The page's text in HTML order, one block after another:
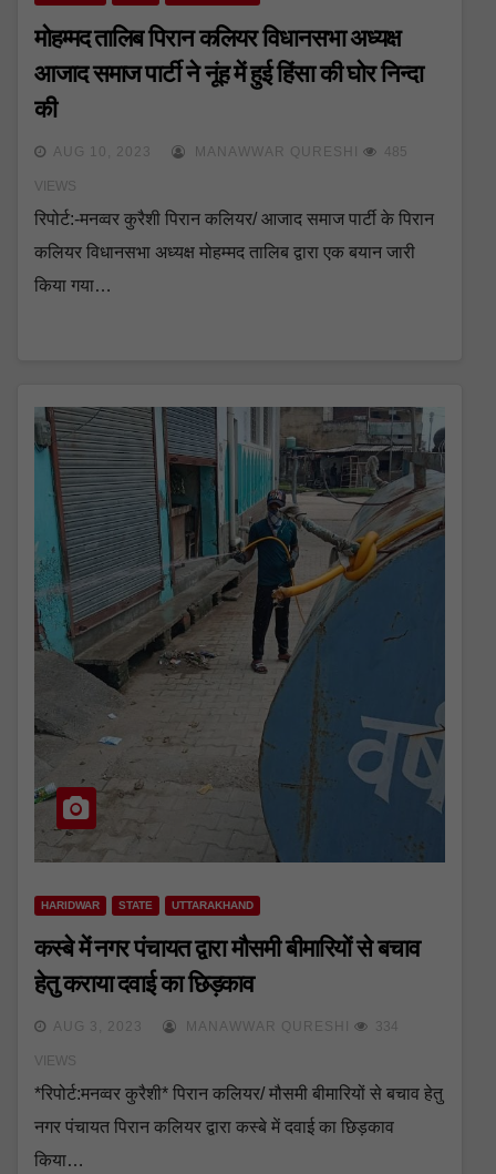
मोहम्मद तालिब पिरान कलियर विधानसभा अध्यक्ष
आजाद समाज पार्टी ने नूंह में हुई हिंसा की घोर निन्दा
की
AUG 10, 2023 MANAWWAR QURESHI 485
VIEWS
रिपोर्ट:-मनव्वर कुरैशी पिरान कलियर/ आजाद समाज पार्टी के पिरान
कलियर विधानसभा अध्यक्ष मोहम्मद तालिब द्वारा एक बयान जारी
किया गया…
HARIDWAR STATE UTTARAKHAND
कस्बे में नगर पंचायत द्वारा मौसमी बीमारियों से बचाव
हेतु कराया दवाई का छिड़काव
AUG 3, 2023 MANAWWAR QURESHI 334
VIEWS
*रिपोर्ट:मनव्वर कुरैशी* पिरान कलियर/ मौसमी बीमारियों से बचाव हेतु
नगर पंचायत पिरान कलियर द्वारा कस्बे में दवाई का छिड़काव
किया…